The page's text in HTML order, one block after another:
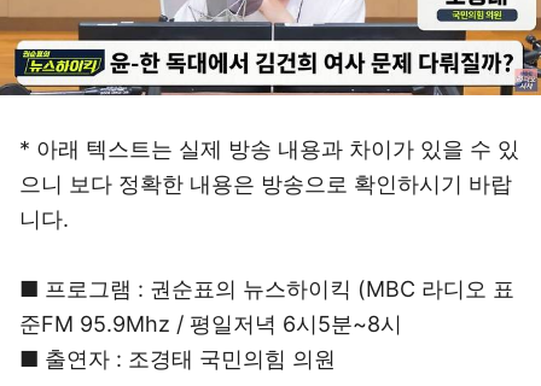
* 아래 텍스트는 실제 방송 내용과 차이가 있을 수 있
으니 보다 정확한 내용은 방송으로 확인하시기 바랍
니다.
■ 프로그램 : 권순표의 뉴스하이킥 (MBC 라디오 표
준FM 95.9Mhz / 평일저녁 6시5분~8시
■ 출연자 : 조경태 국민의힘 의원